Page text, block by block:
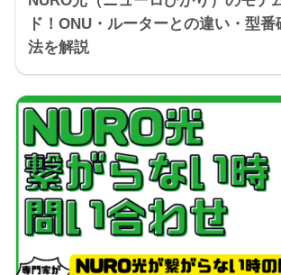
ド！ONU・ルーターとの違い・型
法を解説